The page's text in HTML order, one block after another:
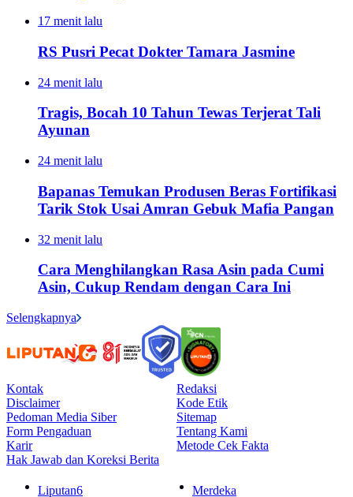
17 menit lalu
RS Pusri Pecat Dokter Tamara Jasmine
24 menit lalu
Tragis, Bocah 10 Tahun Tewas Terjerat Tali
Ayunan
24 menit lalu
Bapanas Temukan Produsen Beras Fortifikasi
Tarik Stok Usai Amran Gebuk Mafia Pangan
32 menit lalu
Cara Menghilangkan Rasa Asin pada Cumi
Asin, Cukup Rendam dengan Cara Ini
Selengkapnya
Kontak
Redaksi
Disclaimer
Kode Etik
Pedoman Media Siber
Sitemap
Form Pengaduan
Tentang Kami
Karir
Metode Cek Fakta
Hak Jawab dan Koreksi Berita
Liputan6 Merdeka